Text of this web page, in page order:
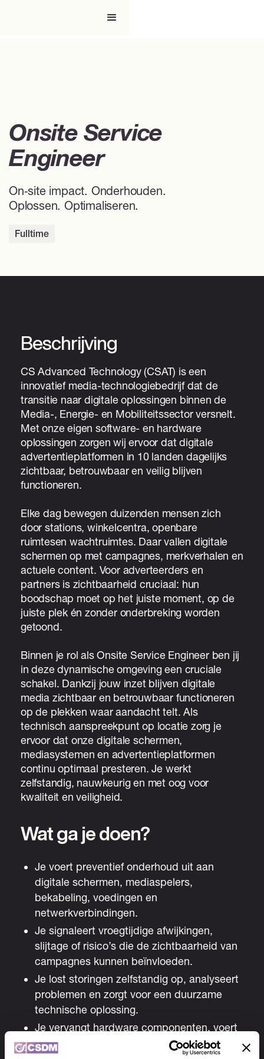
Onsite Service
Engineer
On‑site impact. Onderhouden.
Oplossen. Optimaliseren.
Fulltime
Beschrijving
CS Advanced Technology (CSAT) is een
innovatief media-technologiebedrijf dat de
transitie naar digitale oplossingen binnen de
Media-, Energie- en Mobiliteitssector versnelt.
Met onze eigen software- en hardware
oplossingen zorgen wij ervoor dat digitale
advertentieplatformen in 10 landen dagelijks
zichtbaar, betrouwbaar en veilig blijven
functioneren.
Elke dag bewegen duizenden mensen zich
door stations, winkelcentra, openbare
ruimtesen wachtruimtes. Daar vallen digitale
schermen op met campagnes, merkverhalen en
actuele content. Voor adverteerders en
partners is zichtbaarheid cruciaal: hun
boodschap moet op het juiste moment, op de
juiste plek én zonder onderbreking worden
getoond.
Binnen je rol als Onsite Service Engineer ben jij
in deze dynamische omgeving een cruciale
schakel. Dankzij jouw inzet blijven digitale
media zichtbaar en betrouwbaar functioneren
op de plekken waar aandacht telt. Als
technisch aanspreekpunt op locatie zorg je
ervoor dat onze digitale schermen,
mediasystemen en advertentieplatformen
continu optimaal presteren. Je werkt
zelfstandig, nauwkeurig en met oog voor
kwaliteit en veiligheid.
Wat ga je doen?
Je voert preventief onderhoud uit aan
digitale schermen, mediaspelers,
bekabeling, voedingen en
netwerkverbindingen.
Je signaleert vroegtijdige afwijkingen,
slijtage of risico’s die de zichtbaarheid van
campagnes kunnen beïnvloeden.
Je lost storingen zelfstandig op, analyseert
problemen en zorgt voor een duurzame
technische oplossing.
Je vervangt hardware componenten, voert
reparaties uit en herstelt installaties op